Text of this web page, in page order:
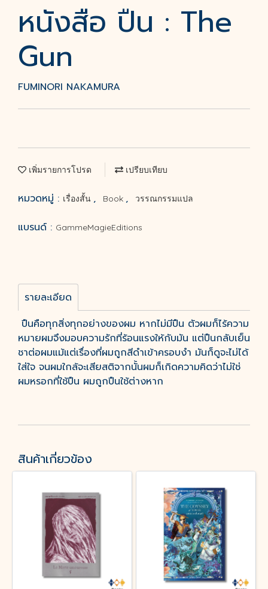
หนังสือ ปืน : The
Gun
FUMINORI NAKAMURA
เพิ่มรายการโปรด เปรียบเทียบ
หมวดหมู่ : เรื่องสั้น , Book , วรรณกรรมแปล
แบรนด์ : GammeMagieEditions
รายละเอียด
ปืนคือทุกสิ่งทุกอย่างของผม หากไม่มีปืน ตัวผมก็ไร้ความ
หมายผมจึงมอบความรักที่ร้อนแรงให้กับมัน แต่ปืนกลับเย็น
ชาต่อผมแม้แต่เรื่องที่ผมถูกสีดำเข้าครอบงำ มันก็ดูจะไม่ได้
ใส่ใจ จนผมใกล้จะเสียสติจากนั้นผมก็เกิดความคิดว่าไม่ใช่
ผมหรอกที่ใช้ปืน ผมถูกปืนใช้ต่างหาก
สินค้าเกี่ยวข้อง